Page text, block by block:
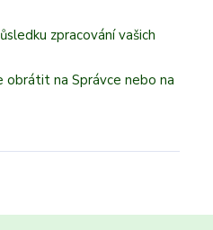
zpracování vašich
obrátit na Správce nebo na